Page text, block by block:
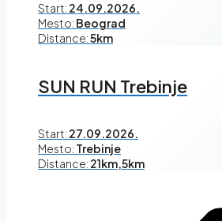
Start: 24.09.2026.
Mesto: Beograd
Distance:5km
SUN RUN Trebinje
Start: 27.09.2026.
Mesto: Trebinje
Distance: 21km,5km